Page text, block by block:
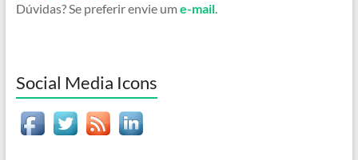
Dúvidas? Se preferir envie ume-mail.
Social Media Icons